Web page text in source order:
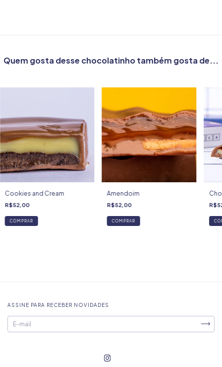
Quem gosta desse chocolatinho também gosta de...
Cookies and Cream
R$52,00
Amendoim
R$52,00
ASSINE PARA RECEBER NOVIDADES